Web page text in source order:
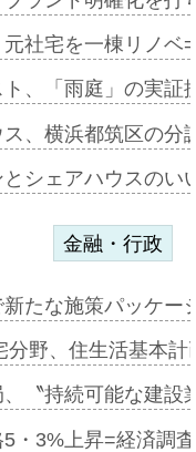
元社宅を一棟リノ
、「雨庭」の実
、横浜都筑区の
シェアハウスの
金融・行政
新たな施策パッケ
分野、住生活基本
〝持続可能な建
・3%上昇=経済調